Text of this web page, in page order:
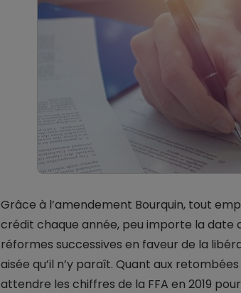
Grâce à l’amendement Bourquin, tout
crédit chaque année, peu importe la date
réformes successives en faveur de la
aisée qu’il n’y paraît. Quant aux
attendre les chiffres de la FFA en 2019